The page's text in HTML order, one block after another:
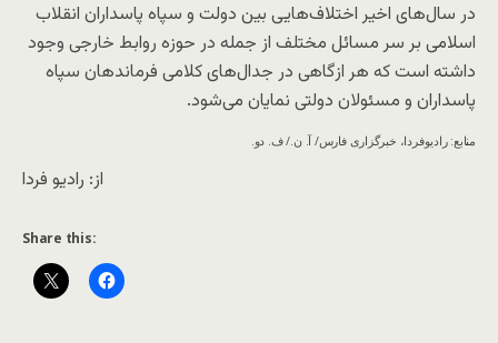
در سال‌های اخیر اختلاف‌هایی بین دولت و سپاه پاسداران انقلاب
اسلامی بر سر مسائل مختلف از جمله در حوزه روابط خارجی وجود
داشته است که هر ازگاهی در جدال‌های کلامی فرماندهان سپاه
پاسداران و مسئولان دولتی نمایان می‌شود.
منابع: رادیوفردا، خبرگزاری فارس/ آ. ن./ ف. دو.
از: رادیو فردا
Share this: